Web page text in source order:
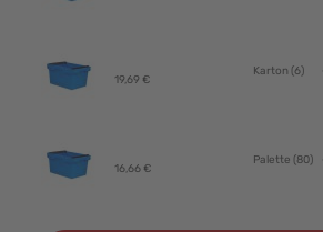
19,69 €
Karton (6)
16,66 €
Palette (80)